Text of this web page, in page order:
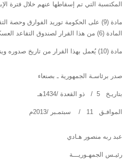
المكتسبة التي تم إسقاطها عنهم خلال فترة
مادة (9) على الحكومة توريد الفوارق وحصة
المادة (6) من هذا القرار لصندوق التقاعد العسكري بوزارة الدفاع.
مادة (10) يُعمل بهذا القرار من تاريخ صدوره وينشر في الجريدة الرسمية.
صدر برئاسـة الجمهورية ـ بصنعاء
بتاريـخ 5 / ذو القعدة /1434هـ
الموافـق 11 / سبتمـبر /2013م
عبد ربه منصور هـادي
رئيـس الجمهـوريـــة